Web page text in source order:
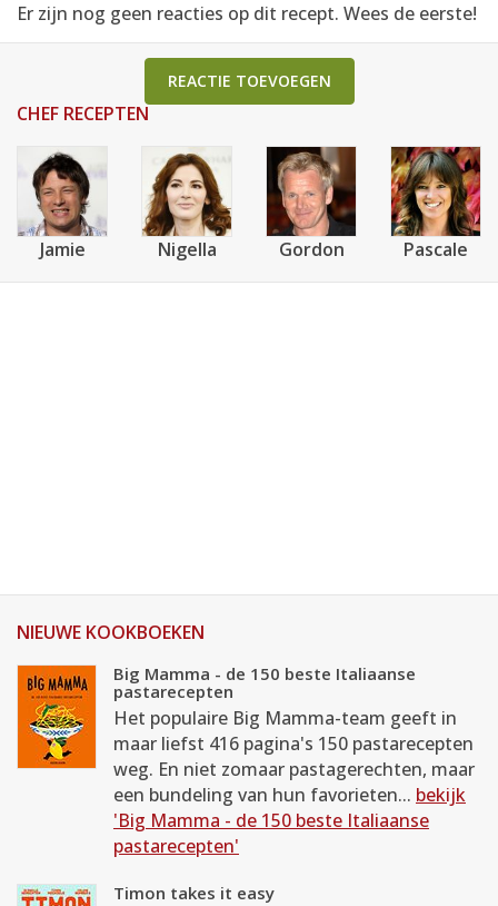
Er zijn nog geen reacties op dit recept. Wees de eerste!
REACTIE TOEVOEGEN
CHEF RECEPTEN
Jamie Nigella Gordon Pascale
NIEUWE KOOKBOEKEN
Big Mamma - de 150 beste Italiaanse
pastarecepten
Het populaire Big Mamma-team geeft in
maar liefst 416 pagina's 150 pastarecepten
weg. En niet zomaar pastagerechten, maar
een bundeling van hun favorieten... bekijk
'Big Mamma - de 150 beste Italiaanse
pastarecepten'
Timon takes it easy